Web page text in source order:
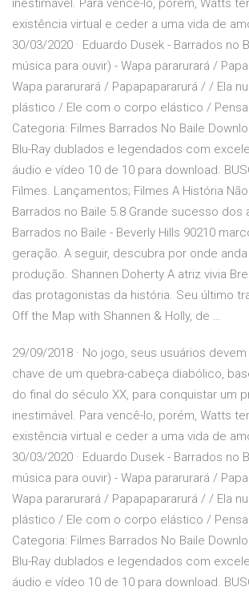
inestimável. Para vencê-lo, porém, Watts
existência virtual e ceder a uma vida de
30/03/2020 · Eduardo Dusek - Barrados no
música para ouvir) - Wapa pararurará /
Wapa pararurará / Papapapararurá / / Ela
plástico / Ele com o corpo elástico /
Categoria: Filmes Barrados No Baile
Blu-Ray dublados e legendados com
áudio e vídeo 10 de 10 para download.
Filmes. Lançamentos; Filmes A História
Barrados no Baile 5.8 Grande sucesso dos
Barrados no Baile - Beverly Hills 90210
geração. A seguir, descubra por onde
produção. Shannen Doherty A atriz vivia
das protagonistas da história. Seu último
Off the Map with Shannen & Holly, de …
29/09/2018 · No jogo, seus usuários
chave de um quebra-cabeça diabólico,
do final do século XX, para conquistar um
inestimável. Para vencê-lo, porém, Watts
existência virtual e ceder a uma vida de
30/03/2020 · Eduardo Dusek - Barrados no
música para ouvir) - Wapa pararurará /
Wapa pararurará / Papapapararurá / / Ela
plástico / Ele com o corpo elástico /
Categoria: Filmes Barrados No Baile
Blu-Ray dublados e legendados com
áudio e vídeo 10 de 10 para download.